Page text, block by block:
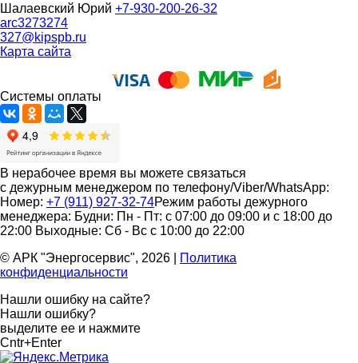
Шалаевский Юрий +7-930-200-26-32
arc3273274
327@kipspb.ru
Карта сайта
Системы оплаты
В нерабочее время вы можете связаться
с дежурным менеджером по телефону/Viber/WhatsApp:
Номер: +7 (911) 927-32-74Режим работы дежурного
менеджера: Будни: Пн - Пт: с 07:00 до 09:00 и с 18:00 до
22:00 Выходные: Сб - Вс с 10:00 до 22:00
© АРК "Энергосервис", 2026
Политика
конфиденциальности
Нашли ошибку на сайте?
Нашли ошибку?
выделите ее и нажмите
Cntr+Enter